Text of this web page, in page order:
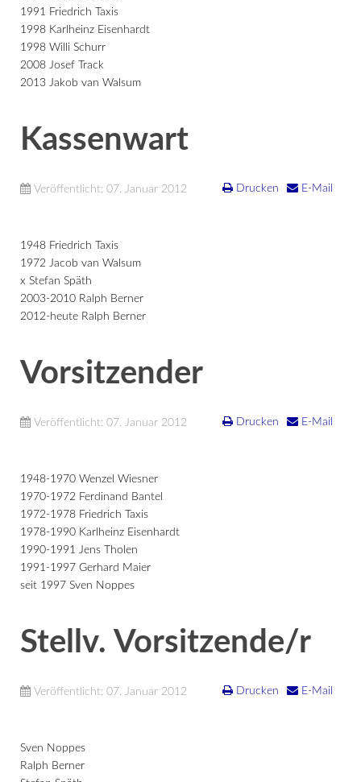
1991 Friedrich Taxis
1998 Karlheinz Eisenhardt
1998 Willi Schurr
2008 Josef Track
2013 Jakob van Walsum
Kassenwart
Drucken E-Mail
Veröffentlicht: 07. Januar 2012
1948 Friedrich Taxis
1972 Jacob van Walsum
x Stefan Späth
2003-2010 Ralph Berner
2012-heute Ralph Berner
Vorsitzender
Drucken E-Mail
Veröffentlicht: 07. Januar 2012
1948-1970 Wenzel Wiesner
1970-1972 Ferdinand Bantel
1972-1978 Friedrich Taxis
1978-1990 Karlheinz Eisenhardt
1990-1991 Jens Tholen
1991-1997 Gerhard Maier
seit 1997 Sven Noppes
Stellv. Vorsitzende/r
Drucken E-Mail
Veröffentlicht: 07. Januar 2012
Sven Noppes
Ralph Berner